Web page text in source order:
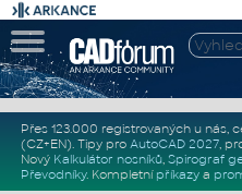
Přes 123.000 registrovaných u nás,
(CZ+EN). Tipy pro AutoCAD 2027,
Nový Kalkulátor nosníků, Spirograf
Převodníky. Kompletní příkazya